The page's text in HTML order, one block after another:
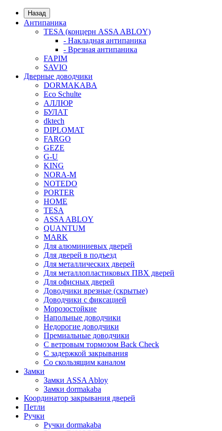
Назад
Антипаника
TESA (концерн ASSA ABLOY)
- Накладная антипаника
- Врезная антипаника
FAPIM
SAVIO
Дверные доводчики
DORMAKABA
Eco Schulte
АЛЛЮР
БУЛАТ
dktech
DIPLOMAT
FARGO
GEZE
G-U
KING
NORA-M
NOTEDO
PORTER
HOME
TESA
ASSA ABLOY
QUANTUM
MARK
Для алюминиевых дверей
Для дверей в подъезд
Для металлических дверей
Для металлопластиковых ПВХ дверей
Для офисных дверей
Доводчики врезные (скрытые)
Доводчики с фиксацией
Морозостойкие
Напольные доводчики
Недорогие доводчики
Премиальные доводчики
С ветровым тормозом Back Check
С задержкой закрывания
Со скользящим каналом
Замки
Замки ASSA Abloy
Замки dormakaba
Координатор закрывания дверей
Петли
Ручки
Ручки dormakaba